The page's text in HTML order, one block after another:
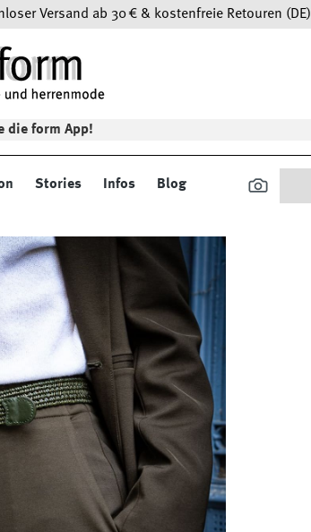
Versand ab 30 € & kostenfreie Retouren (DE)
die form App!
Stories Infos Blog